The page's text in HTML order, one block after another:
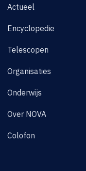
Actueel
Encyclopedie
Telescopen
Organisaties
Onderwijs
Over NOVA
Colofon